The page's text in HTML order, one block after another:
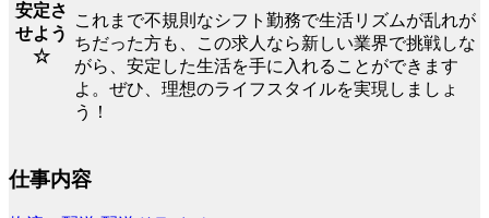
安定さ
せよう
☆
これまで不規則なシフト勤務で生活リズムが乱れが
ちだった方も、この求人なら新しい業界で挑戦しな
がら、安定した生活を手に入れることができます
よ。ぜひ、理想のライフスタイルを実現しましょ
う！
仕事内容